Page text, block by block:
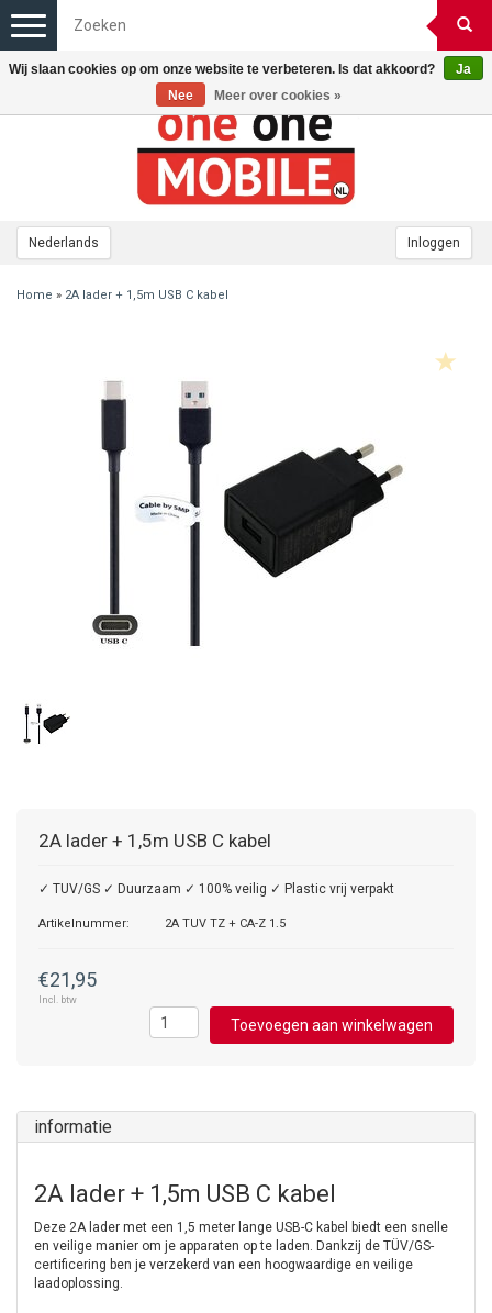
Nederlands Inloggen
Toggle
navigation
Home » 2A lader + 1,5m USB C kabel
2A lader + 1,5m USB C kabel
✓ TUV/GS ✓ Duurzaam ✓ 100% veilig ✓ Plastic vrij verpakt
Artikelnummer: 2A TUV TZ + CA-Z 1.5
€21,95
Incl. btw
Toevoegen aan winkelwagen
informatie
2A lader + 1,5m USB C kabel
Deze 2A lader met een 1,5 meter lange USB-C kabel biedt een snelle
en veilige manier om je apparaten op te laden. Dankzij de TÜV/GS-
certificering ben je verzekerd van een hoogwaardige en veilige
laadoplossing.
Wij slaan cookies op om onze website te verbeteren. Is dat akkoord?
Ja
Nee
Meer over cookies »